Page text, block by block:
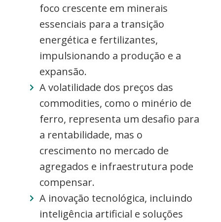
foco crescente em minerais
essenciais para a transição
energética e fertilizantes,
impulsionando a produção e a
expansão.
A volatilidade dos preços das
commodities, como o minério de
ferro, representa um desafio para
a rentabilidade, mas o
crescimento no mercado de
agregados e infraestrutura pode
compensar.
A inovação tecnológica, incluindo
inteligência artificial e soluções